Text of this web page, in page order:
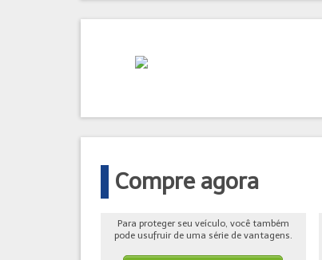
Compre agora
Para proteger seu veículo, você também
pode usufruir de uma série de vantagens.